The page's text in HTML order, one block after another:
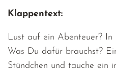
Klappentext:
Lust auf ein Abenteuer? In
Was Du dafür brauchst?
Stündchen und tauche ein